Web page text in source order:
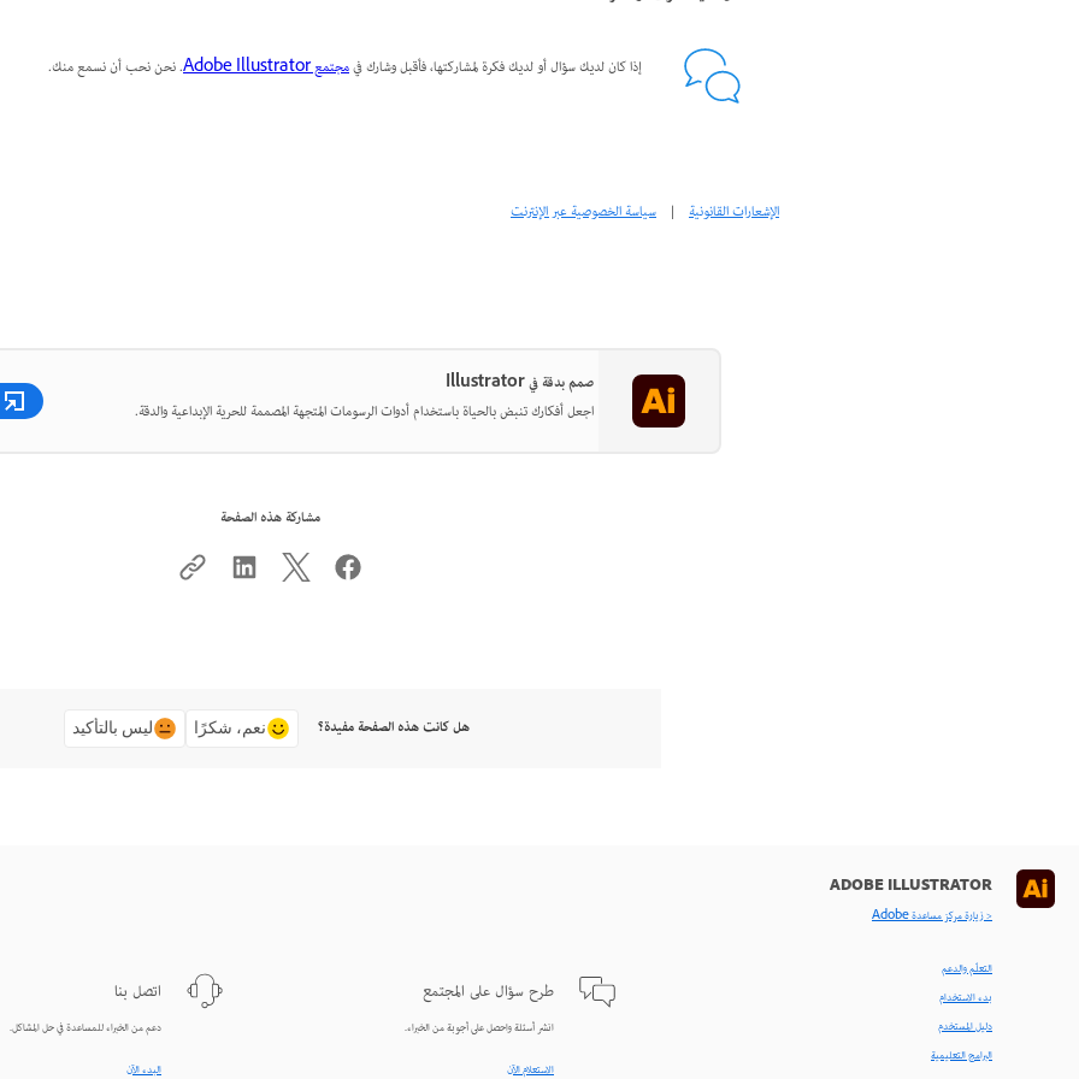
إذا كان لديك سؤال أو لديك فكرة لمشاركتها، فأقبل وشارك فيمجتمع Adobe Illustrator . نحن نحب أن نسمع منك.
الإشعارات القانونية | سياسة الخصوصية عبر الإنترنت
صمم بدقة في Illustrator
اجعل أفكارك تنبض بالحياة باستخدام أدوات الرسومات المتجهة المصممة للحرية الإبداعية والدقة.
مشاركة هذه الصفحة
هل كانت هذه الصفحة مفيدة؟ نعم، شكرًا ليس بالتأكيد
ADOBE ILLUSTRATOR
< زيارة مركز مساعدة Adobe
التعلّم والدعم
بدء الاستخدام
دليل المستخدم
البرامج التعليمية
طرح سؤال على المجتمع
انشر أسئلة واحصل على أجوبة من الخبراء.
الاستعلام الآن
اتصل بنا
دعم من الخبراء للمساعدة في حل المشاكل.
البدء الآن